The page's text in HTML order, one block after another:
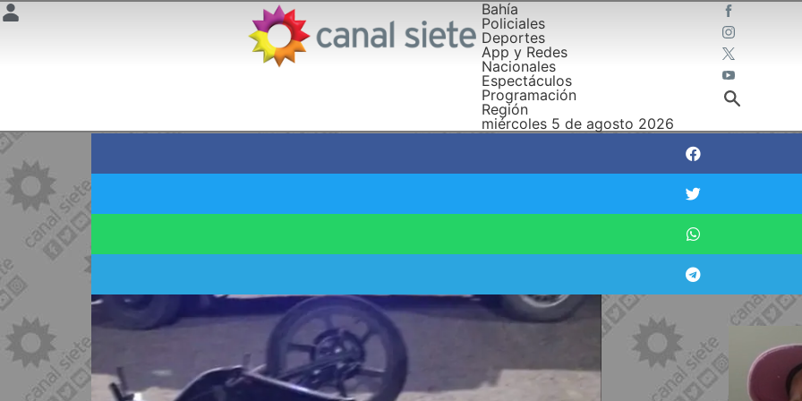
Bahía
Policiales
Deportes
App y Redes
Nacionales
Espectáculos
Programación
Región
miércoles 5 de agosto 2026